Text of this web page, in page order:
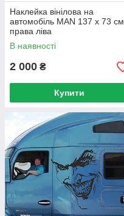
Наклейка вінілова на
автомобіль MAN 137 х 73 см
права ліва
В наявності
2 000 ₴
Купити